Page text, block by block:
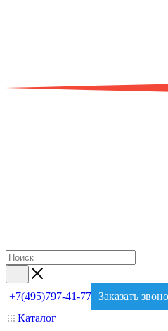
+7(495)797-41-77 Заказать
Каталог